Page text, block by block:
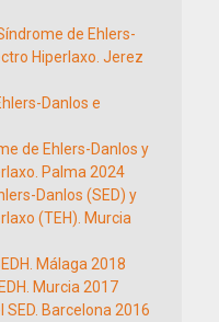
de Ehlers-
Hiperlaxo. Jerez
Danlos e
de Ehlers-Danlos y
Palma 2024
Danlos (SED) y
(TEH). Murcia
Málaga 2018
Murcia 2017
SED. Barcelona 2016